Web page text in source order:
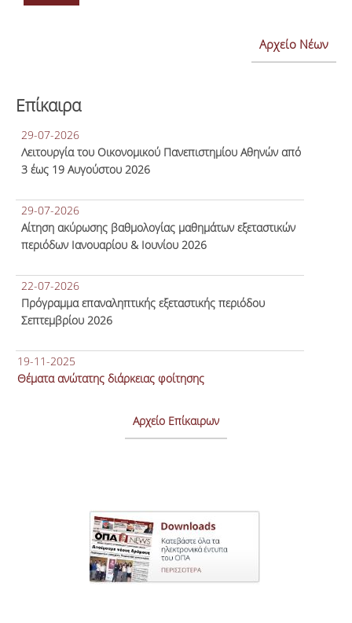
Αρχείο Νέων
Επίκαιρα
29-07-2026
Λειτουργία του Οικονομικού Πανεπιστημίου Αθηνών από
3 έως 19 Αυγούστου 2026
29-07-2026
Αίτηση ακύρωσης βαθμολογίας μαθημάτων εξεταστικών
περιόδων Ιανουαρίου & Ιουνίου 2026
22-07-2026
Πρόγραμμα επαναληπτικής εξεταστικής περιόδου
Σεπτεμβρίου 2026
19-11-2025
Θέματα ανώτατης διάρκειας φοίτησης
Αρχείο Επίκαιρων